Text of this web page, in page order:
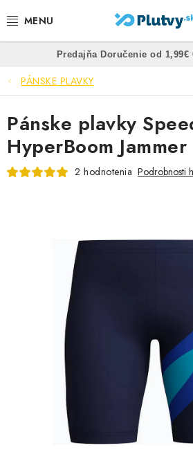
na
PLÁVANIE
ŠNORCHLOVANIE
FREEDIVING
SPEARFISHING
VŠETKO PRE DETI
PODVODNÉ SKÚTRE
TAŠKY A VAKY
Predajňa• Doručenie od 1,99€•
PÁNSKE PLAVKY
Pánske plavky
HyperBoom Jammer
2 hodnotenia Podrobnosti